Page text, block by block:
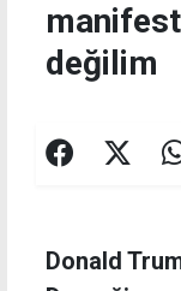
değilim
Donald